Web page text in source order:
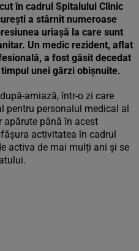
în cadrul Spitalului Clinic
a stârnit numeroase
uriașă la care sunt
Un medic rezident, aflat
a fost găsit decedat
unei gărzi obișnuite.
amiază, într-o zi care
pentru personalul medical al
până în acest
activitatea în cadrul
activa de mai mulți ani și se